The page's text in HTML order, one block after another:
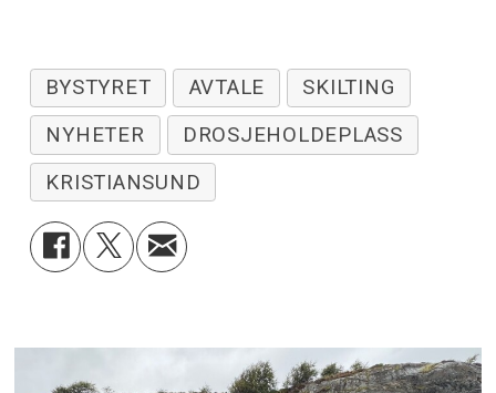
BYSTYRET AVTALE
SKILTING
NYHETER
DROSJEHOLDEPLASS
KRISTIANSUND